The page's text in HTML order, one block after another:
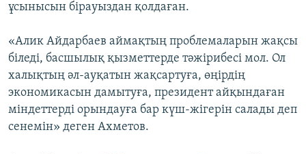
ұсынысын бірауыздан қолдаған.
«Алик Айдарбаев аймақтың проблемаларын жақсы
біледі, басшылық қызметтерде тәжірибесі мол. Ол
халықтың әл-ауқатын жақсартуға, өңірдің
экономикасын дамытуға, президент айқындаған
міндеттерді орындауға бар күш-жігерін салады деп
сенемін» деген Ахметов.